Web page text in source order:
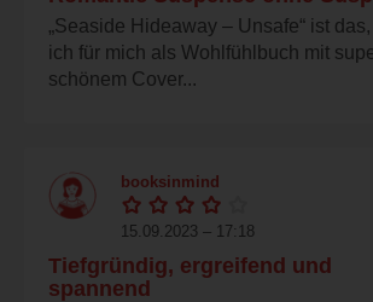
„Seaside Hideaway – Unsafe“ ist
ich für mich als Wohlfühlbuch mit
schönem Cover...
booksinmind
15.09.2023 – 17:18
Tiefgründig, ergreifend und
spannend